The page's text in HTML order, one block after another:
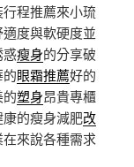
行程推薦來小琉
適度與軟硬度並
惑瘦身的分享破
眼霜推薦好的
塑身昂貴專櫃
的瘦身減肥改
來說各種需求